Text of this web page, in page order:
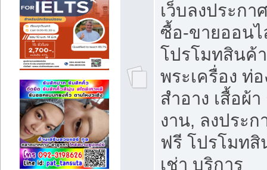
เว็บลงประก
ซื้อ-ขายออน
โปรโมทสินค้
พระเครื่อง ท่อ
สำอาง เสื้อผ้
งาน, ลงประ
ฟรี โปรโมท
เช่า บริการ